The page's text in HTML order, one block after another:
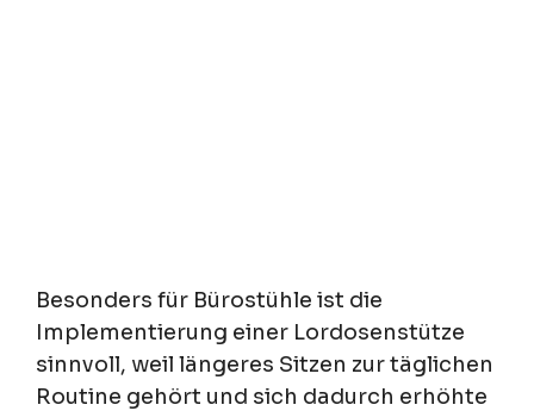
Besonders für Bürostühle ist die
Implementierung einer Lordosenstütze
sinnvoll, weil längeres Sitzen zur täglichen
Routine gehört und sich dadurch erhöhte